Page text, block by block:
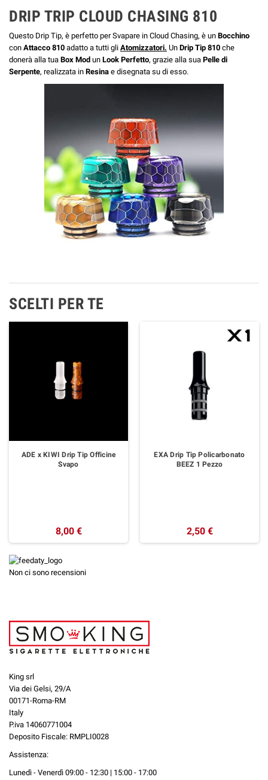
DRIP TRIP CLOUD CHASING 810
Questo Drip Tip, è perfetto per Svapare in Cloud Chasing, è un Bocchino
con Attacco 810 adatto a tutti gli Atomizzatori. Un Drip Tip 810 che
donerà alla tua Box Mod un Look Perfetto, grazie alla sua Pelle di
Serpente, realizzata in Resina e disegnata su di esso.
SCELTI PER TE
ADE x KIWI Drip Tip Officine
Svapo
8,00 €
EXA Drip Tip Policarbonato
BEEZ 1 Pezzo
2,50 €
Non ci sono recensioni
King srl
Via dei Gelsi, 29/A
00171-Roma-RM
Italy
P.iva 14060771004
Deposito Fiscale: RMPLI0028
Assistenza:
Lunedì - Venerdì 09:00 - 12:30 | 15:00 - 17:00